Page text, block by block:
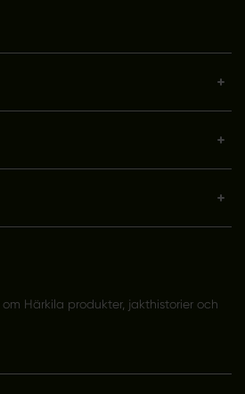
Härkila produkter, jakthistorier och